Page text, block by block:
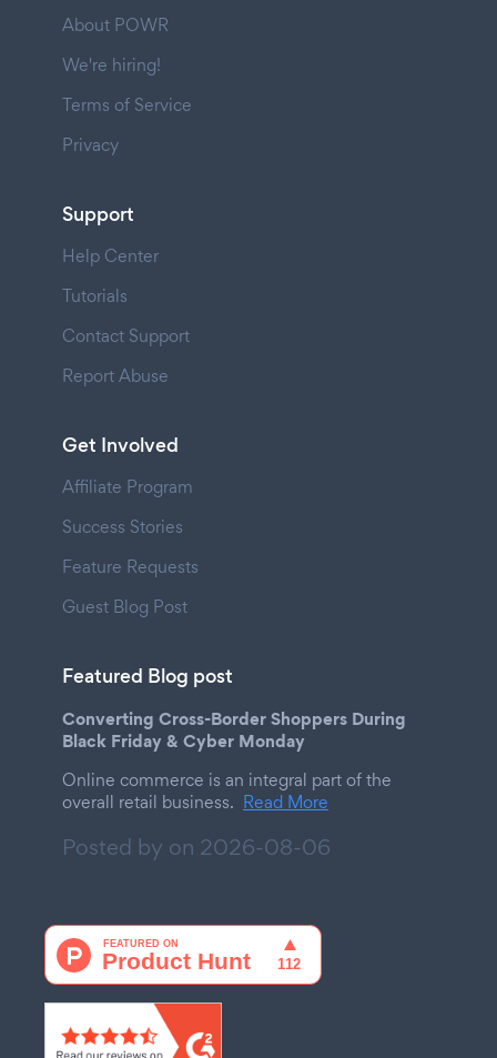
About POWR
We're hiring!
Terms of Service
Privacy
Support
Help Center
Tutorials
Contact Support
Report Abuse
Get Involved
Affiliate Program
Success Stories
Feature Requests
Guest Blog Post
Featured Blog post
Converting Cross-Border Shoppers During
Black Friday & Cyber Monday
Online commerce is an integral part of the
overall retail business. Read More
Posted by on 2026-08-06